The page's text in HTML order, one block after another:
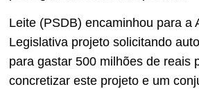
Leite (PSDB) encaminhou para a
Legislativa projeto solicitando
para gastar 500 milhões de reais
concretizar este projeto e um